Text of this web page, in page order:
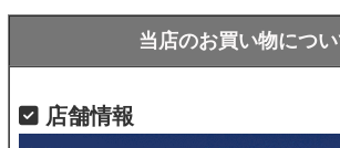
当店のお買い物につ
店舗情報